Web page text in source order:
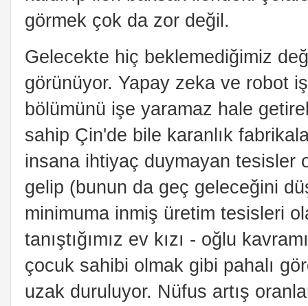
görmek çok da zor değil.
Gelecekte hiç beklemediğimiz
görünüyor. Yapay zeka ve robot
bölümünü işe yaramaz hale
sahip Çin'de bile karanlık
insana ihtiyaç duymayan tesisler
gelip (bunun da geç geleceğini
minimuma inmiş üretim tesisleri
tanıştığımız ev kızı - oğlu
çocuk sahibi olmak gibi pahalı
uzak duruluyor. Nüfus artış